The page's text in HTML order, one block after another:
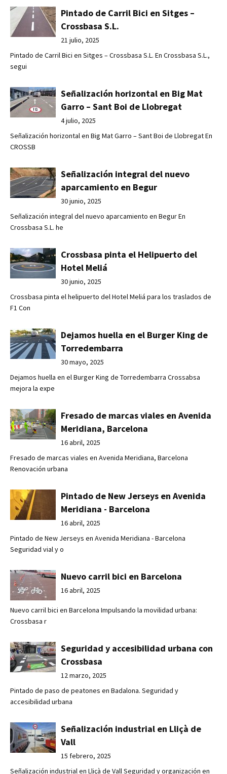
Pintado de Carril Bici en Sitges –
Crossbasa S.L.
21 julio, 2025
Pintado de Carril Bici en Sitges – Crossbasa S.L. En Crossbasa S.L.,
segui
Señalización horizontal en Big Mat
Garro – Sant Boi de Llobregat
4 julio, 2025
Señalización horizontal en Big Mat Garro – Sant Boi de Llobregat En
CROSSB
Señalización integral del nuevo
aparcamiento en Begur
30 junio, 2025
Señalización integral del nuevo aparcamiento en Begur En
Crossbasa S.L. he
Crossbasa pinta el Helipuerto del
Hotel Meliá
30 junio, 2025
Crossbasa pinta el helipuerto del Hotel Meliá para los traslados de
F1 Con
Dejamos huella en el Burger King de
Torredembarra
30 mayo, 2025
Dejamos huella en el Burger King de Torredembarra Crossabsa
mejora la expe
Fresado de marcas viales en Avenida
Meridiana, Barcelona
16 abril, 2025
Fresado de marcas viales en Avenida Meridiana, Barcelona
Renovación urbana
Pintado de New Jerseys en Avenida
Meridiana - Barcelona
16 abril, 2025
Pintado de New Jerseys en Avenida Meridiana - Barcelona
Seguridad vial y o
Nuevo carril bici en Barcelona
16 abril, 2025
Nuevo carril bici en Barcelona Impulsando la movilidad urbana:
Crossbasa r
Seguridad y accesibilidad urbana con
Crossbasa
12 marzo, 2025
Pintado de paso de peatones en Badalona. Seguridad y
accesibilidad urbana
Señalización industrial en Lliçà de
Vall
15 febrero, 2025
Señalización industrial en Lliçà de Vall Seguridad y organización en